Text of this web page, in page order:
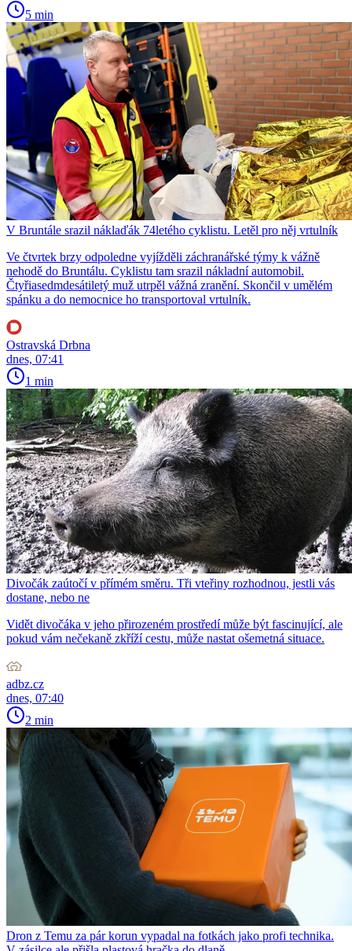
5 min
V Bruntále srazil náklaďák 74letého cyklistu. Letěl pro něj vrtulník
Ve čtvrtek brzy odpoledne vyjížděli záchranářské týmy k vážně
nehodě do Bruntálu. Cyklistu tam srazil nákladní automobil.
Čtyřiasedmdesátiletý muž utrpěl vážná zranění. Skončil v umělém
spánku a do nemocnice ho transportoval vrtulník.
Ostravská Drbna
dnes, 07:41
1 min
Divočák zaútočí v přímém směru. Tři vteřiny rozhodnou, jestli vás
dostane, nebo ne
Vidět divočáka v jeho přirozeném prostředí může být fascinující, ale
pokud vám nečekaně zkříží cestu, může nastat ošemetná situace.
adbz.cz
dnes, 07:40
2 min
Dron z Temu za pár korun vypadal na fotkách jako profi technika.